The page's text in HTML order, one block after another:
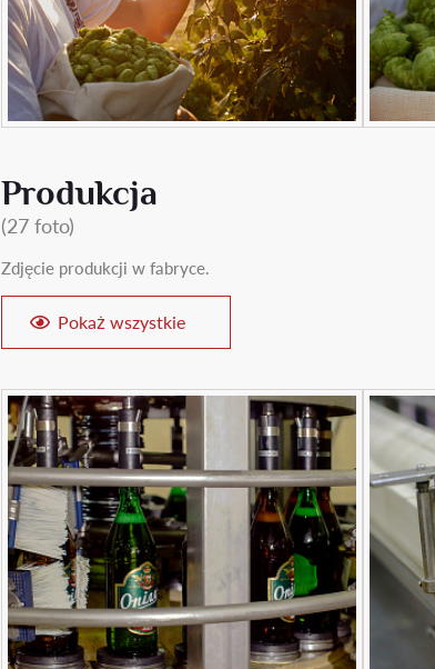
Produkcja
(27 foto)
Zdjęcie produkcji w fabryce.
Pokaż wszystkie